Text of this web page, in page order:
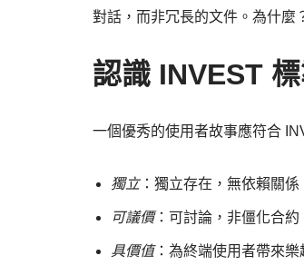
對話，而非冗長的文件。為什麼
認識 INVEST
一個優秀的使用者故事應符合
獨立：獨立存在，無依賴關係
可議價：可討論，非僵化合約
具價值：為終端使用者帶來樂